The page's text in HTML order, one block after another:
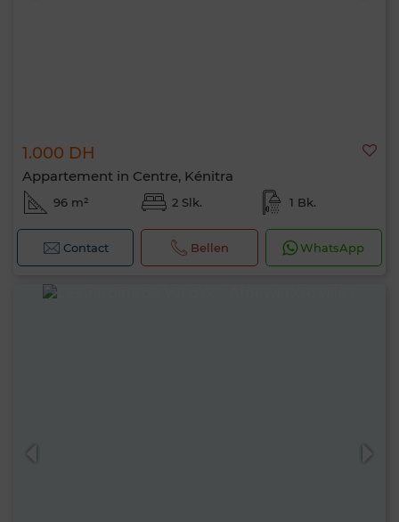
1.000 DH
Appartement in Centre, Kénitra
96 m² 2 Slk. 1 Bk.
Contact Bellen WhatsApp